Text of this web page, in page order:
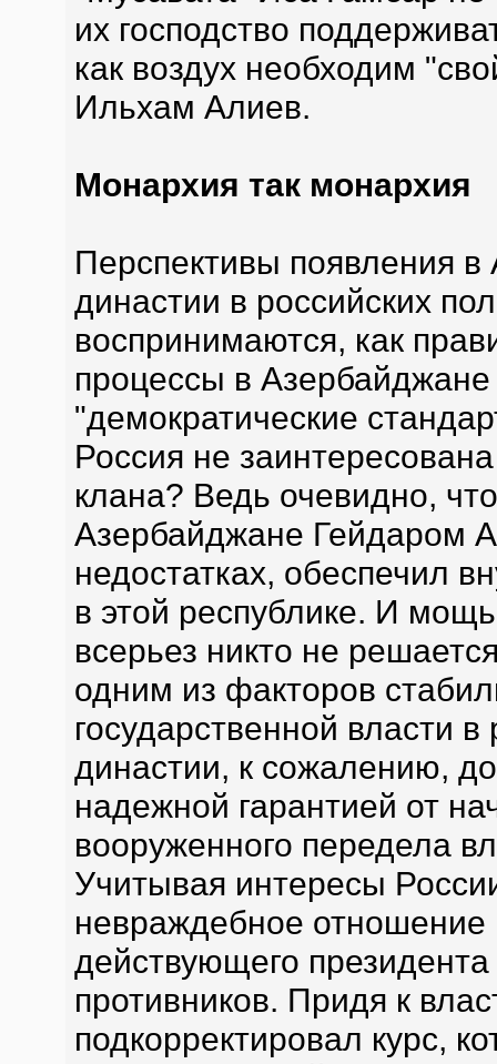
их господство
как воздух необходим
Ильхам Алиев.
Монархия так монархия
Перспективы появления
династии в российских
воспринимаются, как
процессы в
"демократические
Россия не
клана? Ведь очевидно,
Азербайджане Гейдаром
недостатках, обеспечил
в этой республике. И
всерьез никто не
одним из факторов
государственной власти
династии, к сожалению,
надежной гарантией от
вооруженного передела
Учитывая интересы
невраждебное отношение
действующего
противников. Придя к
подкорректировал курс,